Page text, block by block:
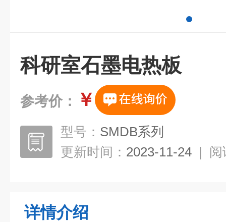
科研室石墨电热板
参考价： ￥
型号： SMDB系列
更新时间： 2023-11-24 | 阅
详情介绍